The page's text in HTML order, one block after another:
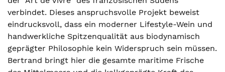
verbindet. Dieses anspruchsvolle Projekt beweist
eindrucksvoll, dass ein moderner Lifestyle-Wein und
handwerkliche Spitzenqualität aus biodynamisch
geprägter Philosophie kein Widerspruch sein müssen.
Bertrand bringt hier die gesamte maritime Frische